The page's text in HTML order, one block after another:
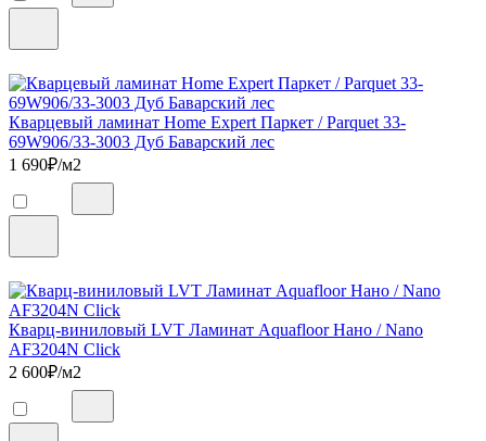
Кварцевый ламинат Home Expert Паркет / Parquet 33-
69W906/33-3003 Дуб Баварский лес
1 690₽/м2
Кварц-виниловый LVT Ламинат Aquafloor Нано / Nano
AF3204N Click
2 600₽/м2